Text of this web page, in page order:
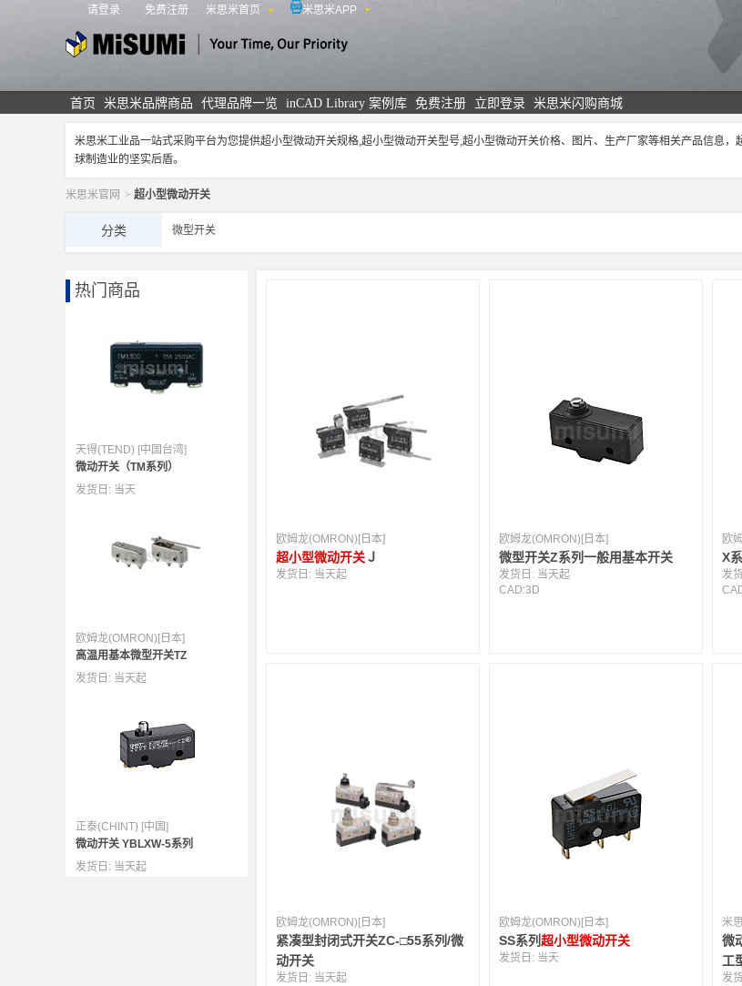
请登录 免费注册 米思米首页 米思米APP
首页 米思米品牌商品 代理品牌一览 inCAD Library 案例库 免费注册 立即登录 米思米闪购商城
米思米工业品一站式采购平台为您提供超小型微动开关规格,超小型微动开关型号,超小型微动开关价格、图片、生产厂家等相关产品信息
球制造业的坚实后盾。
米思米官网 > 超小型微动开关
分类 微型开关
热门商品
天得(TEND) [中国台湾]
微动开关（TM系列）
发货日: 当天
欧姆龙(OMRON)[日本]
高温用基本微型开关TZ
发货日: 当天起
正泰(CHINT) [中国]
微动开关 YBLXW-5系列
发货日: 当天起
欧姆龙(OMRON)[日本]
超小型微动开关Ｊ
发货日: 当天起
欧姆龙(OMRON)[日本]
微型开关Z系列一般用基本开关
发货日: 当天起
CAD:3D
欧
X
发
欧姆龙(OMRON)[日本]
紧凑型封闭式开关ZC-□55系列/微
动开关
发货日: 当天起
欧姆龙(OMRON)[日本]
SS系列超小型微动开关
发货日: 当天
米
微
工
发